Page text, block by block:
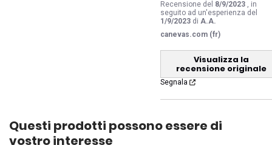
Recensione del 8/9/2023 , in
seguito ad un'esperienza del
1/9/2023 diA.A.
canevas.com (fr)
Visualizza la
recensione originale
Segnala
Questi prodotti possono essere di
vostro interesse